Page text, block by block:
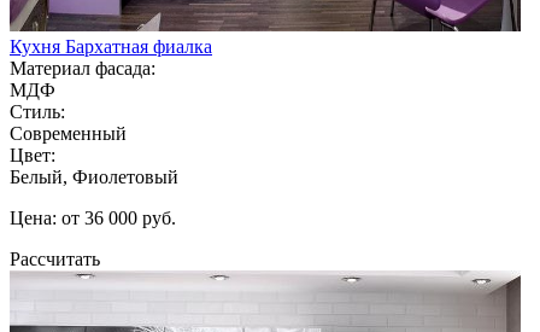
Кухня Бархатная фиалка
Материал фасада:
МДФ
Стиль:
Современный
Цвет:
Белый, Фиолетовый
Цена: от 36 000 руб.
Рассчитать